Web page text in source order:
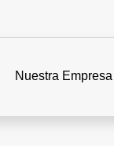
Nuestra Empresa